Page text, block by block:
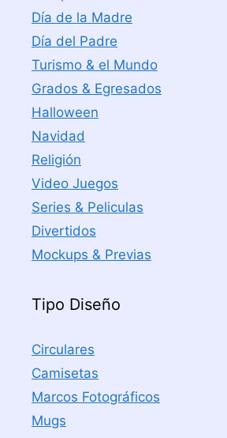
Día de la Madre
Día del Padre
Turismo & el Mundo
Grados & Egresados
Halloween
Navidad
Religión
Video Juegos
Series & Peliculas
Divertidos
Mockups & Previas
Tipo Diseño
Circulares
Camisetas
Marcos Fotográficos
Mugs